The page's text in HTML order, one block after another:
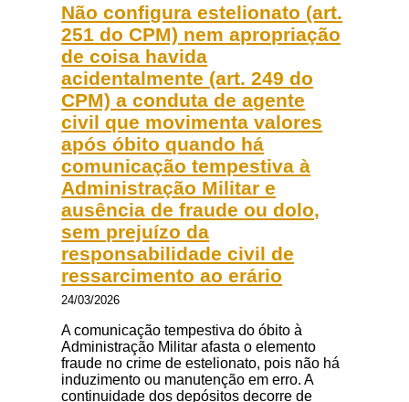
Não configura estelionato (art.
251 do CPM) nem apropriação
de coisa havida
acidentalmente (art. 249 do
CPM) a conduta de agente
civil que movimenta valores
após óbito quando há
comunicação tempestiva à
Administração Militar e
ausência de fraude ou dolo,
sem prejuízo da
responsabilidade civil de
ressarcimento ao erário
24/03/2026
A comunicação tempestiva do óbito à
Administração Militar afasta o elemento
fraude no crime de estelionato, pois não há
induzimento ou manutenção em erro. A
continuidade dos depósitos decorre de